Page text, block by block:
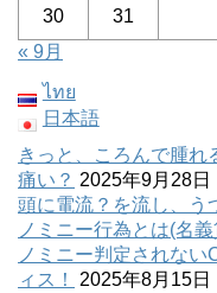
30
31
« 9月
ไทย
日本語
きっと、ころんで腫れ
痛い？ 2025年9月28日
頭に電流？を流し、う
ノミニー行為とは(名
ノミニー判定されな
ィス！
2025年8月15日